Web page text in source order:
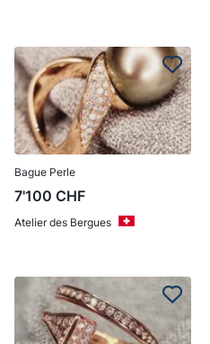
Bague Perle
7'100 CHF
Atelier des Bergues